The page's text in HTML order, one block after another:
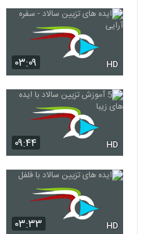
۰۳:۰۹ HD
۰۹:۴۴ HD
۰۳:۳۳ HD